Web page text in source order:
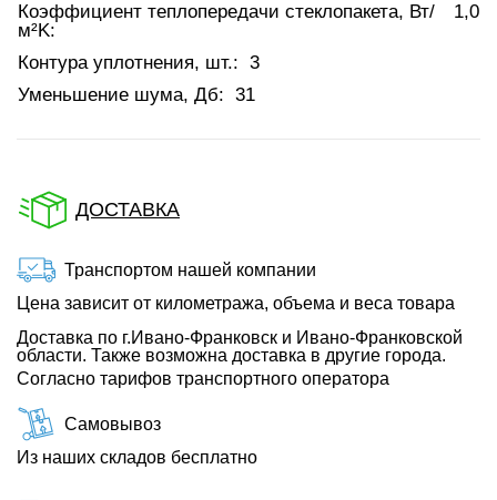
Коэффициент теплопередачи стеклопакета, Вт/
м²K:
1,0
Контура уплотнения, шт.: 3
Уменьшение шума, Дб: 31
ДОСТАВКА
Транспортом нашей компании
Цена зависит от километража, объема и веса товара
Доставка по г.Ивано-Франковск и Ивано-Франковской
области. Также возможна доставка в другие города.
Согласно тарифов транспортного оператора
Самовывоз
Из наших складов бесплатно